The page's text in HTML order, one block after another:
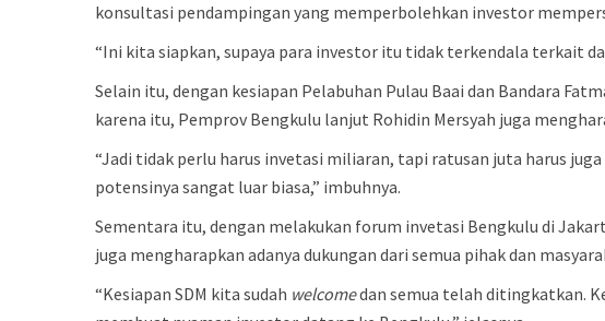
konsultasi pendampingan yang memperbolehkan investor
“Ini kita siapkan, supaya para investor itu tidak terkendala terkait
Selain itu, dengan kesiapan Pelabuhan Pulau Baai dan Bandara
karena itu, Pemprov Bengkulu lanjut Rohidin Mersyah juga
“Jadi tidak perlu harus invetasi miliaran, tapi ratusan juta harus
potensinya sangat luar biasa,” imbuhnya.
Sementara itu, dengan melakukan forum invetasi Bengkulu di
juga mengharapkan adanya dukungan dari semua pihak dan
“Kesiapan SDM kita sudah welcomedan semua telah ditingkatkan.